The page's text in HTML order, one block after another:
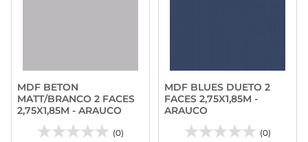
MDF BETON
MATT/BRANCO 2 FACES
2,75X1,85M - ARAUCO
(0)
MDF BLUES DUETO 2
FACES 2,75X1,85M -
ARAUCO
(0)